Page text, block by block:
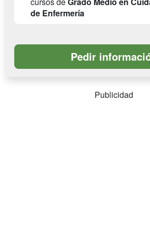
de Enfermería
Publicidad